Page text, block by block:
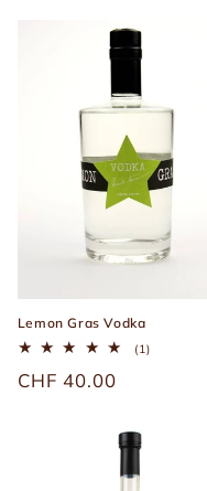
Lemon Gras Vodka
(1)1
Üblicher
CHF 40.00